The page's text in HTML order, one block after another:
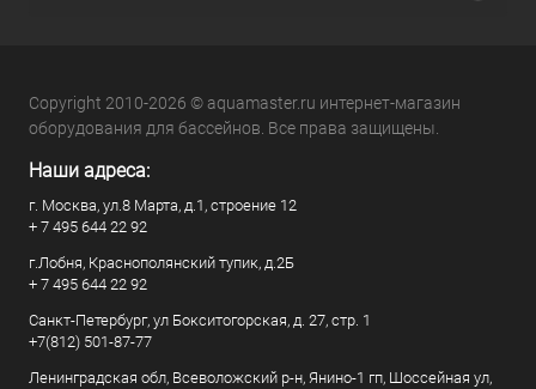
Copyright 2010-2026 © aquamaster.ru интернет-магазин
оборудования для бассейнов. Все права защищены.
Наши адреса:
г. Москва, ул.8 Марта, д.1, строение 12
+ 7 495 644 22 92
г.Лобня, Краснополянский тупик, д.2Б
+ 7 495 644 22 92
Санкт-Петербург, ул Бокситогорская, д. 27, стр. 1
+7(812) 501-87-77
Ленинградская обл, Всеволожский р-н, Янино-1 гп, Шоссейная ул,